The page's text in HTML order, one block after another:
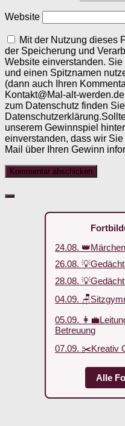
Website
Mit der Nutzung dieses
der Speicherung und
Website einverstanden.
und einen Spitznamen
(dann auch Ihren
Kontakt@Mal-alt-
zum Datenschutz finden
unserem Gewinnspiel
einverstanden, dass wir
Mail über Ihren Gewinn
24.08. 👑Märchen
26.08.
28.08.
04.09.
05.09.
Betreuung
07.09. ✂️Kreativ
Alle